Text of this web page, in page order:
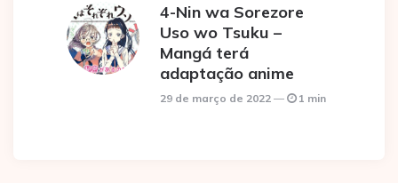
4-Nin wa Sorezore
Uso wo Tsuku –
Mangá terá
adaptação anime
29 de março de 2022 1 min